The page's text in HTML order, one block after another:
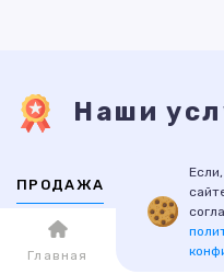
Наши
ПРОДАЖА
ВТОРИЧНАЯ
Главная Каталог